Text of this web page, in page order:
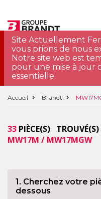
Site Actuellement
vous prions de nous
Notre site web est
pour une mise à jour
essentielle.
Accueil Brandt
33 PIÈCE(S) TROUVÉ(S)
MW17M / MW17MGW
1. Cherchez votre
dessous